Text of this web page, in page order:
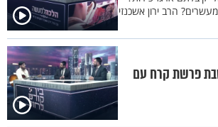
הרב ירון אשכנזי
פרשת קרח עם